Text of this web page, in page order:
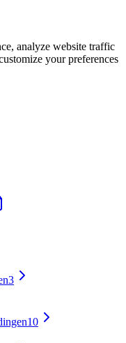
analyze website traffic
your preferences
3
10